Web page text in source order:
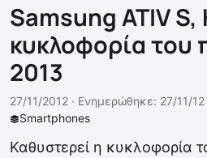
Samsung ATIV S,
κυκλοφορία του
2013
Smartphones
27/11/2012 · Ενημερώθηκε: 27/11/12
Καθυστερεί η κυκλοφορία